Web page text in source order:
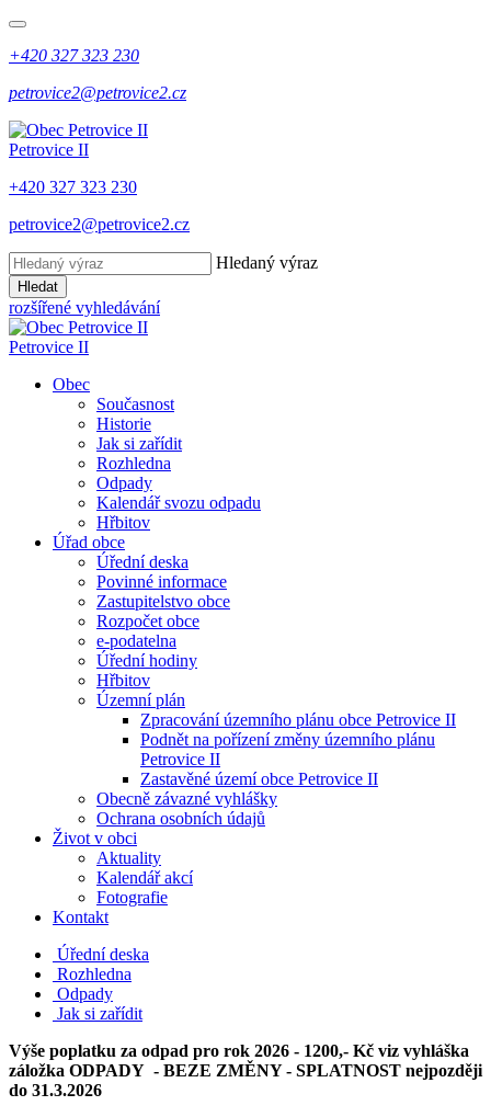
+420 327 323 230
petrovice2@petrovice2.cz
Petrovice II
+420 327 323 230
petrovice2@petrovice2.cz
Hledaný výraz
Hledat
rozšířené vyhledávání
Petrovice II
Obec
Současnost
Historie
Jak si zařídit
Rozhledna
Odpady
Kalendář svozu odpadu
Hřbitov
Úřad obce
Úřední deska
Povinné informace
Zastupitelstvo obce
Rozpočet obce
e-podatelna
Úřední hodiny
Hřbitov
Územní plán
Zpracování územního plánu obce Petrovice II
Podnět na pořízení změny územního plánu
Petrovice II
Zastavěné území obce Petrovice II
Obecně závazné vyhlášky
Ochrana osobních údajů
Život v obci
Aktuality
Kalendář akcí
Fotografie
Kontakt
Úřední deska
Rozhledna
Odpady
Jak si zařídit
Výše poplatku za odpad pro rok 2026 - 1200,- Kč viz vyhláška
záložka ODPADY - BEZE ZMĚNY - SPLATNOST nejpozději
do 31.3.2026